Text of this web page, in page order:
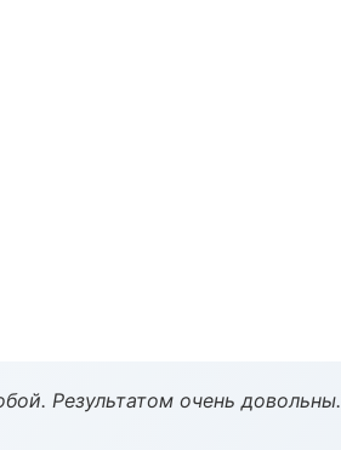
Результатом очень довольны.